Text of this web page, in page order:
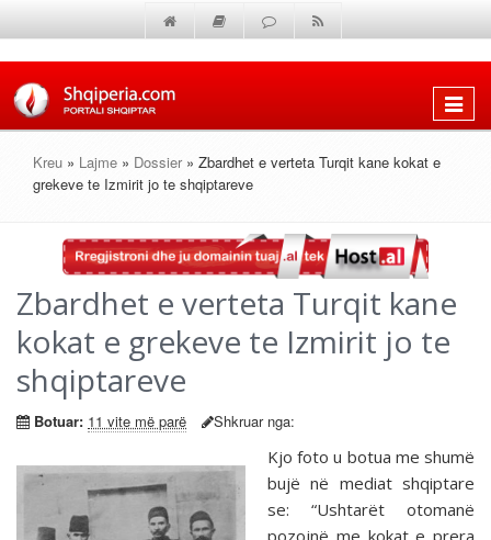
Shfaq
Kreu » Lajme » Dossier » Zbardhet e verteta Turqit kane kokat e
grekeve te Izmirit jo te shqiptareve
Zbardhet e verteta Turqit kane
kokat e grekeve te Izmirit jo te
shqiptareve
Botuar: 11 vite më parë Shkruar nga:
Kjo foto u botua me shumë
bujë në mediat shqiptare
se: “Ushtarët otomanë